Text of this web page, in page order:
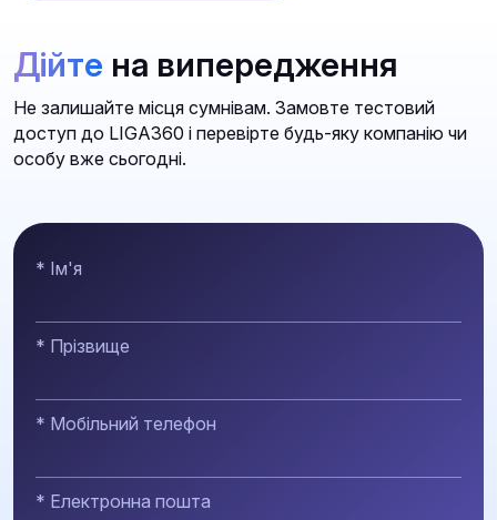
Дійте на випередження
Не залишайте місця сумнівам. Замовте тестовий
доступ до LIGA360 і перевірте будь-яку компанію чи
особу вже сьогодні.
* Ім'я
* Прізвище
* Мобільний телефон
* Електронна пошта